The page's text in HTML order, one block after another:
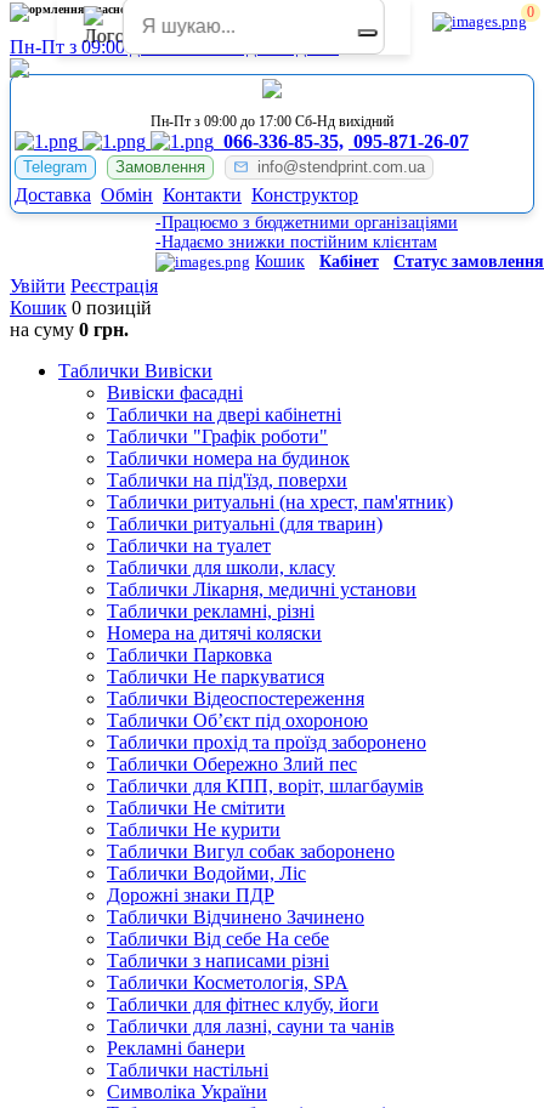
0
Пн-Пт з 09:00 до 17:00 Сб-Нд вихідний
Пн-Пт з 09:00 до 17:00 Сб-Нд вихідний
066-336-85-35, 095-871-26-07
Telegram Замовлення info@stendprint.com.ua
Доставка Обмін Контакти Конструктор
-Працюємо з бюджетними організаціями
-Надаємо знижки постійним клієнтам
Кошик
Кабінет Статус замовлення
Увійти Реєстрація
Кошик 0 позицій
на суму 0 грн.
Таблички Вивіски
Вивіски фасадні
Таблички на двері кабінетні
Таблички "Графік роботи"
Таблички номера на будинок
Таблички на під'їзд, поверхи
Таблички ритуальні (на хрест, пам'ятник)
Таблички ритуальні (для тварин)
Таблички на туалет
Таблички для школи, класу
Таблички Лікарня, медичні установи
Таблички рекламні, різні
Номера на дитячі коляски
Таблички Парковка
Таблички Не паркуватися
Таблички Відеоспостереження
Таблички Об’єкт під охороною
Таблички прохід та проїзд заборонено
Таблички Обережно Злий пес
Таблички для КПП, воріт, шлагбаумів
Таблички Не смітити
Таблички Не курити
Таблички Вигул собак заборонено
Таблички Водойми, Ліс
Дорожні знаки ПДР
Таблички Відчинено Зачинено
Таблички Від себе На себе
Таблички з написами різні
Таблички Косметологія, SPA
Таблички для фітнес клубу, йоги
Таблички для лазні, сауни та чанів
Рекламні банери
Таблички настільні
Символіка України
Оформлення класного куточка